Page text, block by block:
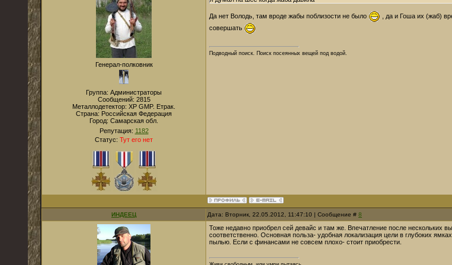
Генерал-полковник
Группа: Администраторы
Сообщений: 2815
Металлодетектор: XP GMP. Етрак.
Страна: Российская Федерация
Город: Самарская обл.
Репутация: 1182
Статус: Тут его нет
Да нет Володь, там вроде жабы поблизости не было
, да и Гоша их (жаб)
совершать
Подводный поиск. Поиск посеянных вещей под водой.
ИНДЕЕЦ Дата: Вторник, 22.05.2012, 11:47:10 | Сообщение # 8
Тоже недавно приобрел сей девайс и там же. Впечатление после нескольких
соответственно. Основная польза- удобная локализация цели в глубоких
пылью. Если с финансами не совсем плохо- стоит приобрести.